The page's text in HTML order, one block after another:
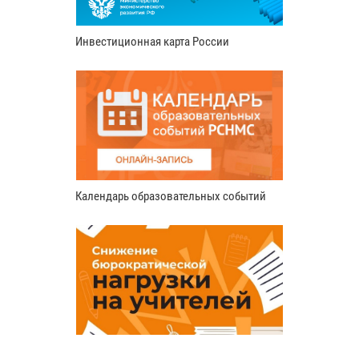
Инвестиционная карта России
Календарь образовательных событий